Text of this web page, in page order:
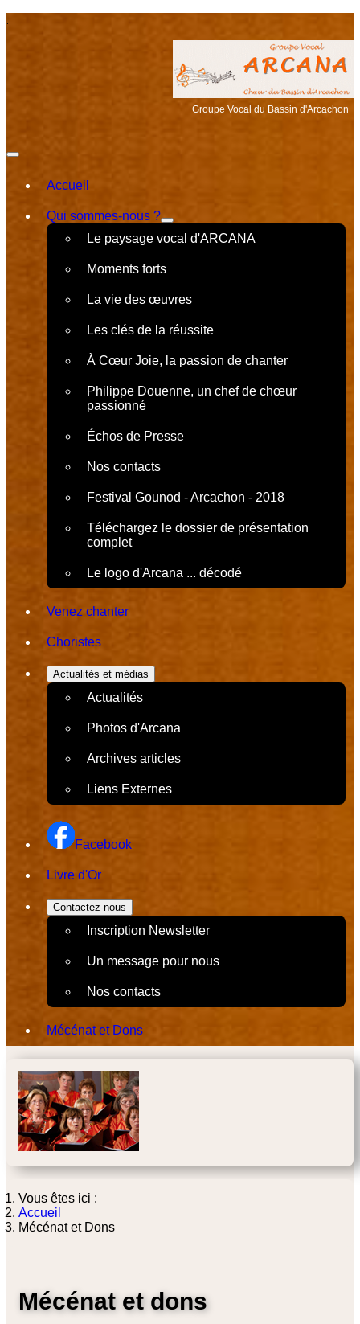
Groupe Vocal du Bassin d'Arcachon
Accueil
Qui sommes-nous ?
Le paysage vocal d'ARCANA
Moments forts
La vie des œuvres
Les clés de la réussite
À Cœur Joie, la passion de chanter
Philippe Douenne, un chef de chœur
passionné
Échos de Presse
Nos contacts
Festival Gounod - Arcachon - 2018
Téléchargez le dossier de présentation
complet
Le logo d'Arcana ... décodé
Venez chanter
Choristes
Actualités et médias
Actualités
Photos d'Arcana
Archives articles
Liens Externes
Facebook
Livre d'Or
Contactez-nous
Inscription Newsletter
Un message pour nous
Nos contacts
Mécénat et Dons
Vous êtes ici :
Accueil
Mécénat et Dons
Mécénat et dons